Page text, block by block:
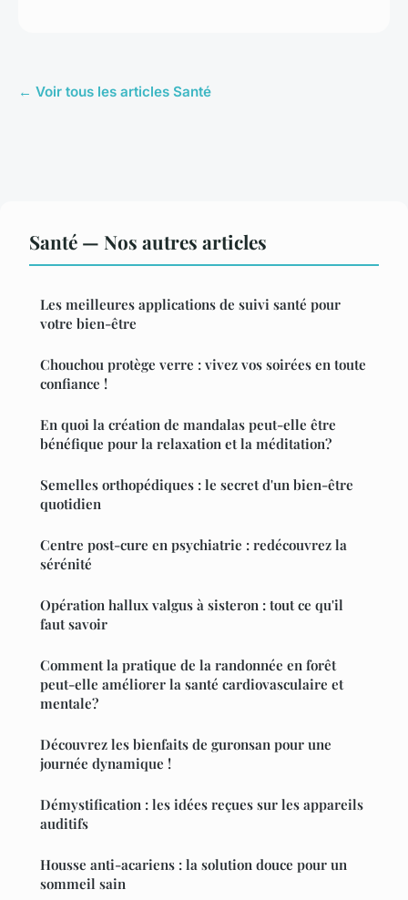
← Voir tous les articles Santé
Santé — Nos autres articles
Les meilleures applications de suivi santé pour
votre bien-être
Chouchou protège verre : vivez vos soirées en toute
confiance !
En quoi la création de mandalas peut-elle être
bénéfique pour la relaxation et la méditation?
Semelles orthopédiques : le secret d'un bien-être
quotidien
Centre post-cure en psychiatrie : redécouvrez la
sérénité
Opération hallux valgus à sisteron : tout ce qu'il
faut savoir
Comment la pratique de la randonnée en forêt
peut-elle améliorer la santé cardiovasculaire et
mentale?
Découvrez les bienfaits de guronsan pour une
journée dynamique !
Démystification : les idées reçues sur les appareils
auditifs
Housse anti-acariens : la solution douce pour un
sommeil sain